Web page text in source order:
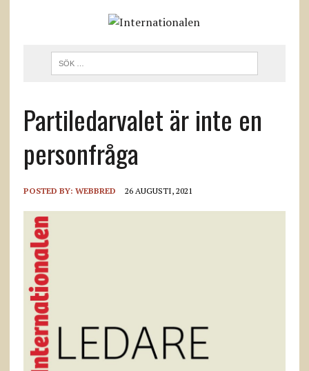
Partiledarvalet är inte en
personfråga
POSTED BY: WEBBRED 26 AUGUSTI, 2021